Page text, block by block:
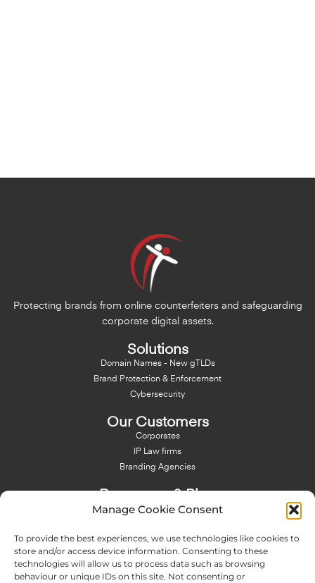
Manage Cookie Consent
To provide the best experiences, we use technologies like cookies to
store and/or access device information. Consenting to these
technologies will allow us to process data such as browsing
behaviour or unique IDs on this site. Not consenting or
Protecting brands from online counterfeiters and safeguarding
corporate digital assets.
Solutions
Domain Names - New gTLDs
Brand Protection & Enforcement
Cybersecurity
Our Customers
Corporates
IP Law firms
Branding Agencies
Blog
Domain Names Search
About Us